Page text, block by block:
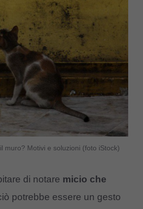
muro? Motivi e soluzioni (foto iStock)
di notare micio che
potrebbe essere un gesto